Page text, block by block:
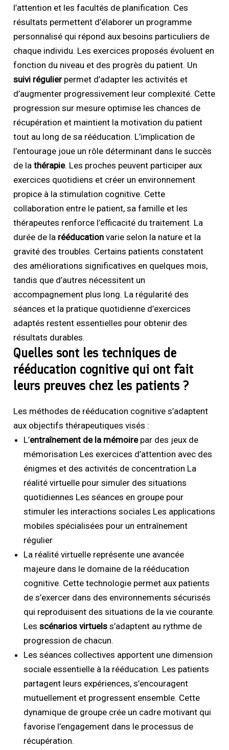
l’attention et les facultés de planification. Ces
résultats permettent d’élaborer un programme
personnalisé qui répond aux besoins particuliers de
chaque individu. Les exercices proposés évoluent en
fonction du niveau et des progrès du patient. Un
suivi régulier permet d’adapter les activités et
d’augmenter progressivement leur complexité. Cette
progression sur mesure optimise les chances de
récupération et maintient la motivation du patient
tout au long de sa rééducation. L’implication de
l’entourage joue un rôle déterminant dans le succès
de lathérapie. Les proches peuvent participer aux
exercices quotidiens et créer un environnement
propice à la stimulation cognitive. Cette
collaboration entre le patient, sa famille et les
thérapeutes renforce l’efficacité du traitement. La
durée de la rééducation varie selon la nature et la
gravité des troubles. Certains patients constatent
des améliorations significatives en quelques mois,
tandis que d’autres nécessitent un
accompagnement plus long. La régularité des
séances et la pratique quotidienne d’exercices
adaptés restent essentielles pour obtenir des
résultats durables.
Quelles sont les techniques de
rééducation cognitive qui ont fait
leurs preuves chez les patients ?
Les méthodes de rééducation cognitive s’adaptent
aux objectifs thérapeutiques visés :
L’entraînement de la mémoirepar des jeux de
mémorisation Les exercices d’attention avec des
énigmes et des activités de concentration La
réalité virtuelle pour simuler des situations
quotidiennes Les séances en groupe pour
stimuler les interactions sociales Les applications
mobiles spécialisées pour un entraînement
régulier
La réalité virtuelle représente une avancée
majeure dans le domaine de la rééducation
cognitive. Cette technologie permet aux patients
de s’exercer dans des environnements sécurisés
qui reproduisent des situations de la vie courante.
Lesscénarios virtuels s’adaptent au rythme de
progression de chacun.
Les séances collectives apportent une dimension
sociale essentielle à la rééducation. Les patients
partagent leurs expériences, s’encouragent
mutuellement et progressent ensemble. Cette
dynamique de groupe crée un cadre motivant qui
favorise l’engagement dans le processus de
récupération.